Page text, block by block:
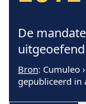
De
Bron: Cumuleo
gepubliceerd in